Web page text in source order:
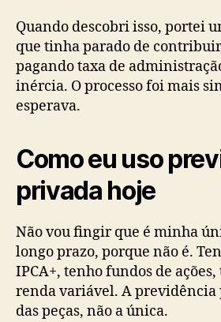
Quando descobri isso, portei
que tinha parado de
pagando taxa de
inércia. O processo foi mais
esperava.
Como eu uso
privada hoje
Não vou fingir que é minha
longo prazo, porque não é.
IPCA+, tenho fundos de
renda variável. A previdência
das peças, não a única.